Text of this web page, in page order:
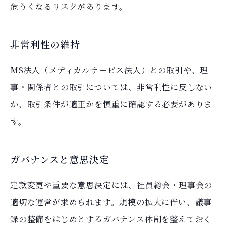
危うくなるリスクがあります。
非営利性の維持
MS法人（メディカルサービス法人）との取引や、理
事・関係者との取引については、非営利性に反しない
か、取引条件が適正かを慎重に確認する必要がありま
す。
ガバナンスと意思決定
定款変更や重要な意思決定には、社員総会・理事会の
適切な運営が求められます。規模の拡大に伴い、議事
録の整備をはじめとするガバナンス体制を整えておく